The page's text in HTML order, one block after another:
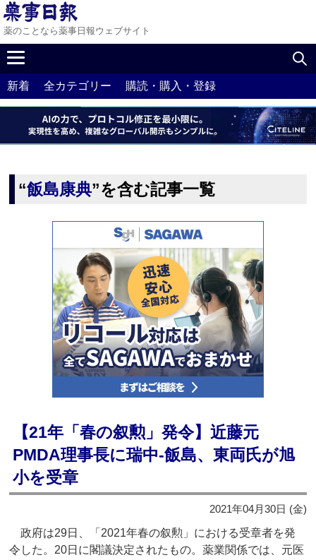
薬のことなら薬事日報ウェブサイト
新着 全カテゴリー 購読・購入・登録
“飯島康典”を含む記事一覧
【21年「春の叙勲」発令】近藤元
PMDA理事長に瑞中‐飯島、東両氏が旭
小を受章
2021年04月30日 (金)
政府は29日、「2021年春の叙勲」における受章者を発
令した。20日に閣議決定されたもの。薬業関係では、元医